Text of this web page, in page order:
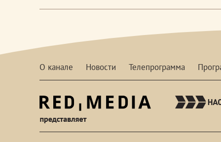
О канале Новости Телепрограмма